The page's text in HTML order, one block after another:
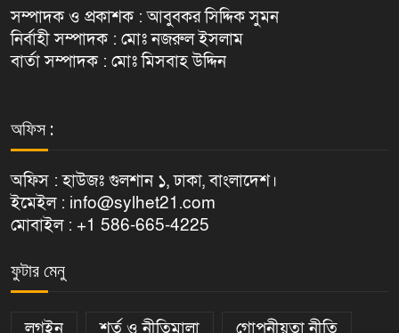
সম্পাদক ও প্রকাশক : আবুবকর সিদ্দিক সুমন
নির্বাহী সম্পাদক : মোঃ নজরুল ইসলাম
বার্তা সম্পাদক : মোঃ মিসবাহ উদ্দিন
অফিস :
অফিস : হাউজঃ গুলশান ১, ঢাকা, বাংলাদেশ।
ইমেইল : info@sylhet21.com
মোবাইল : +1 586-665-4225
ফুটার মেনু